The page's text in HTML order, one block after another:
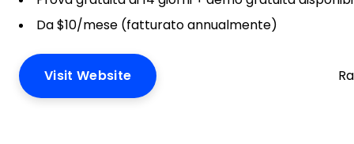
Da $10/mese (fatturato annualmente)
Visit Website